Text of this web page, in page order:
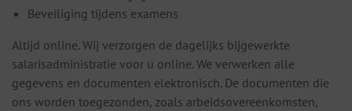
Beveiliging tijdens examens
Altijd online. Wij verzorgen de dagelijks bijgewerkte
salarisadministratie voor u online. We verwerken alle
gegevens en documenten elektronisch. De documenten die
ons worden toegezonden, zoals arbeidsovereenkomsten,